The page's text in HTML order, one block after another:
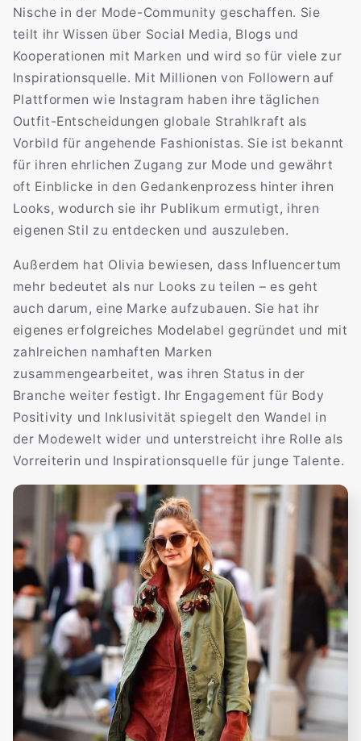
Nische in der Mode-Community geschaffen. Sie
teilt ihr Wissen über Social Media, Blogs und
Kooperationen mit Marken und wird so für viele zur
Inspirationsquelle. Mit Millionen von Followern auf
Plattformen wie Instagram haben ihre täglichen
Outfit-Entscheidungen globale Strahlkraft als
Vorbild für angehende Fashionistas. Sie ist bekannt
für ihren ehrlichen Zugang zur Mode und gewährt
oft Einblicke in den Gedankenprozess hinter ihren
Looks, wodurch sie ihr Publikum ermutigt, ihren
eigenen Stil zu entdecken und auszuleben.
Außerdem hat Olivia bewiesen, dass Influencertum
mehr bedeutet als nur Looks zu teilen – es geht
auch darum, eine Marke aufzubauen. Sie hat ihr
eigenes erfolgreiches Modelabel gegründet und mit
zahlreichen namhaften Marken
zusammengearbeitet, was ihren Status in der
Branche weiter festigt. Ihr Engagement für Body
Positivity und Inklusivität spiegelt den Wandel in
der Modewelt wider und unterstreicht ihre Rolle als
Vorreiterin und Inspirationsquelle für junge Talente.